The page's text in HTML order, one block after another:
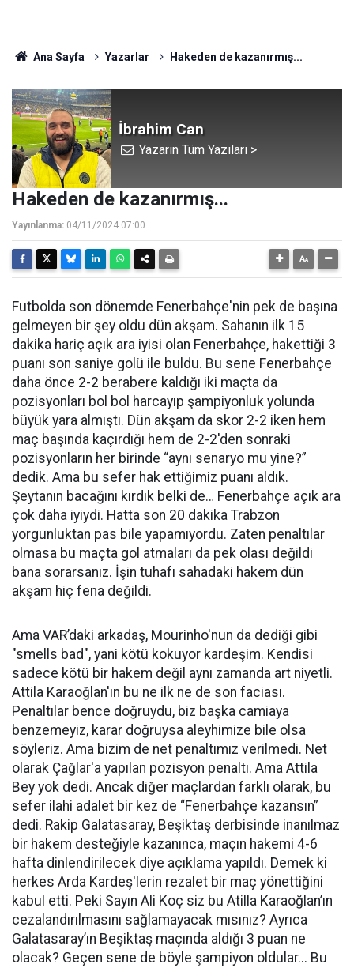
Ana Sayfa Yazarlar Hakeden de kazanırmış...
İbrahim Can
Yazarın Tüm Yazıları >
Hakeden de kazanırmış...
Yayınlanma: 04/11/2024 07:00
Futbolda son dönemde Fenerbahçe'nin pek de başına
gelmeyen bir şey oldu dün akşam. Sahanın ilk 15
dakika hariç açık ara iyisi olan Fenerbahçe, hakettiği 3
puanı son saniye golü ile buldu. Bu sene Fenerbahçe
daha önce 2-2 berabere kaldığı iki maçta da
pozisyonları bol bol harcayıp şampiyonluk yolunda
büyük yara almıştı. Dün akşam da skor 2-2 iken hem
maç başında kaçırdığı hem de 2-2'den sonraki
pozisyonların her birinde “aynı senaryo mu yine?”
dedik. Ama bu sefer hak ettiğimiz puanı aldık.
Şeytanın bacağını kırdık belki de… Fenerbahçe açık ara
çok daha iyiydi. Hatta son 20 dakika Trabzon
yorgunluktan pas bile yapamıyordu. Zaten penaltılar
olmasa bu maçta gol atmaları da pek olası değildi
bana sorarsanız. İşin tuhafı sahadaki hakem dün
akşam hiç fena değildi.
Ama VAR’daki arkadaş, Mourinho'nun da dediği gibi
"smells bad", yani kötü kokuyor kardeşim. Kendisi
sadece kötü bir hakem değil aynı zamanda art niyetli.
Attila Karaoğlan'ın bu ne ilk ne de son faciası.
Penaltılar bence doğruydu, biz başka camiaya
benzemeyiz, karar doğruysa aleyhimize bile olsa
söyleriz. Ama bizim de net penaltımız verilmedi. Net
olarak Çağlar'a yapılan pozisyon penaltı. Ama Attila
Bey yok dedi. Ancak diğer maçlardan farklı olarak, bu
sefer ilahi adalet bir kez de “Fenerbahçe kazansın”
dedi. Rakip Galatasaray, Beşiktaş derbisinde inanılmaz
bir hakem desteğiyle kazanınca, maçın hakemi 4-6
hafta dinlendirilecek diye açıklama yapıldı. Demek ki
herkes Arda Kardeş'lerin rezalet bir maç yönettiğini
kabul etti. Peki Sayın Ali Koç siz bu Atilla Karaoğlan’ın
cezalandırılmasını sağlamayacak mısınız? Ayrıca
Galatasaray’ın Beşiktaş maçında aldığı 3 puan ne
olacak? Geçen sene de böyle şampiyon oldular... Bu